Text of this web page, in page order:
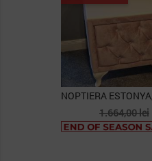
Pret
de
1.664,00 lei